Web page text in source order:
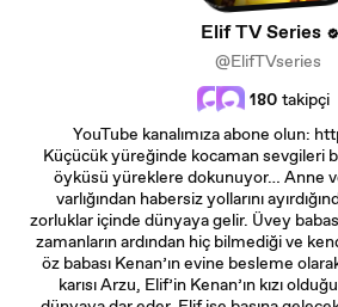
Elif TV Series
@ElifTVseries
180 takipçi
YouTube kanalımıza abone olun:
Küçücük yüreğinde kocaman sevgileri
öyküsü yüreklere dokunuyor… Anne
varlığından habersiz yollarını
zorluklar içinde dünyaya gelir. Üvey
zamanların ardından hiç bilmediği ve
öz babası Kenan’ın evine besleme
karısı Arzu, Elif’in Kenan’ın kızı